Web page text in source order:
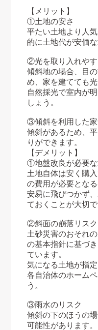
【メリット】
①土地の安さ
平たい土地より人
的に土地代が安価
②光を取り入れや
傾斜地の場合、目
め、家を建てても光
自然採光で室内が
しょう。
③傾斜を利用した家
傾斜があるため、
りができます。
【デメリット】
①地盤改良が必要な
土地自体は安く購
の費用が必要とな
安易に飛びつかず
ておくことが大切で
②斜面の崩落リスク
土砂災害のおそれ
の基本指針に基づ
ています。
気になる土地が指
各自治体のホーム
う。
③雨水のリスク
傾斜の下のほうの
可能性があります。